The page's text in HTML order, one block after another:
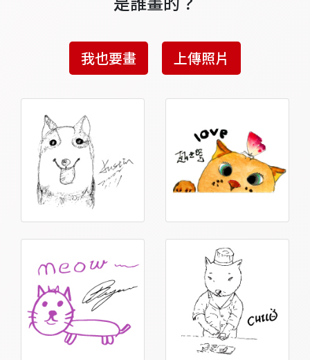
我也要畫 上傳照片